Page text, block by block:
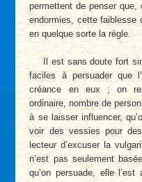
permettent de penser
endormies, cette faiblesse
en quelque sorte la règle.
Il est sans doute fort
faciles à persuader que
créance en eux ; on
ordinaire, nombre de
à se laisser influencer,
voir des vessies pour
lecteur d’excuser la
n’est pas seulement
qu’on persuade, elle